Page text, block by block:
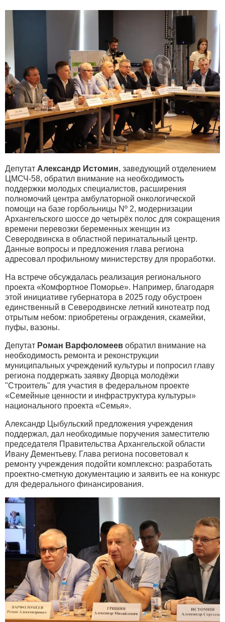
Депутат Александр Истомин, заведующий отделением
ЦМСЧ-58, обратил внимание на необходимость
поддержки молодых специалистов, расширения
полномочий центра амбулаторной онкологической
помощи на базе горбольницы Nº 2, модернизации
Архангельского шоссе до четырёх полос для сокращения
времени перевозки беременных женщин из
Северодвинска в областной перинатальный центр.
Данные вопросы и предложения глава региона
адресовал профильному министерству для проработки.
На встрече обсуждалась реализация регионального
проекта «Комфортное Поморье». Например, благодаря
этой инициативе губернатора в 2025 году обустроен
единственный в Северодвинске летний кинотеатр под
отрытым небом: приобретены ограждения, скамейки,
пуфы, вазоны.
Депутат Роман Варфоломеев обратил внимание на
необходимость ремонта и реконструкции
муниципальных учреждений культуры и попросил главу
региона поддержать заявку Дворца молодёжи
"Строитель" для участия в федеральном проекте
«Семейные ценности и инфраструктура культуры»
национального проекта «Семья».
Александр Цыбульский предложения учреждения
поддержал, дал необходимые поручения заместителю
председателя Правительства Архангельской области
Ивану Дементьеву. Глава региона посоветовал к
ремонту учреждения подойти комплексно: разработать
проектно-сметную документацию и заявить ее на конкурс
для федерального финансирования.